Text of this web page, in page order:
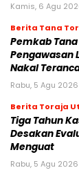
Kamis, 6 Agu
Berita Tana
Pemkab
Pengawasan
Nakal
Rabu, 5 Agu 2026
Berita Toraja
Tiga Tahun
Desakan
Menguat
Rabu, 5 Agu